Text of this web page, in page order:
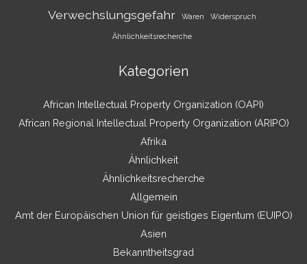
Verwechslungsgefahr Waren Widerspruch
Ähnlichkeitsrecherche
Kategorien
African Intellectual Property Organization (OAPI)
African Regional Intellectual Property Organization (ARIPO)
Afrika
Ähnlichkeit
Ähnlichkeitsrecherche
Allgemein
Amt der Europäischen Union für geistiges Eigentum (EUIPO)
Asien
Bekanntheitsgrad